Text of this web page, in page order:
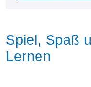
Spiel, Spaß
Lernen